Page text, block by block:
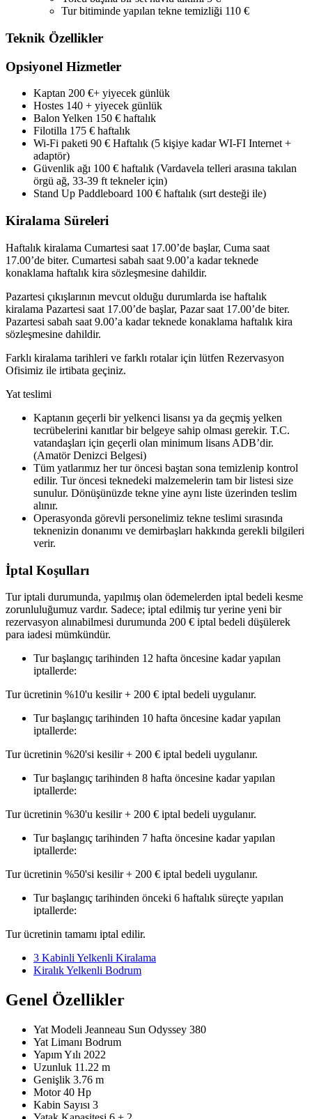
Tur bitiminde yapılan tekne temizliği 110 €
Teknik Özellikler
Opsiyonel Hizmetler
Kaptan 200 €+ yiyecek günlük
Hostes 140 + yiyecek günlük
Balon Yelken 150 € haftalık
Filotilla 175 € haftalık
Wi-Fi paketi 90 € Haftalık (5 kişiye kadar WI-FI Internet +
adaptör)
Güvenlik ağı 100 € haftalık (Vardavela telleri arasına takılan
örgü ağ, 33-39 ft tekneler için)
Stand Up Paddleboard 100 € haftalık (sırt desteği ile)
Kiralama Süreleri
Haftalık kiralama Cumartesi saat 17.00’de başlar, Cuma saat
17.00’de biter. Cumartesi sabah saat 9.00’a kadar teknede
konaklama haftalık kira sözleşmesine dahildir.
Pazartesi çıkışlarının mevcut olduğu durumlarda ise haftalık
kiralama Pazartesi saat 17.00’de başlar, Pazar saat 17.00’de biter.
Pazartesi sabah saat 9.00’a kadar teknede konaklama haftalık kira
sözleşmesine dahildir.
Farklı kiralama tarihleri ve farklı rotalar için lütfen Rezervasyon
Ofisimiz ile irtibata geçiniz.
Yat teslimi
Kaptanın geçerli bir yelkenci lisansı ya da geçmiş yelken
tecrübelerini kanıtlar bir belgeye sahip olması gerekir. T.C.
vatandaşları için geçerli olan minimum lisans ADB’dir.
(Amatör Denizci Belgesi)
Tüm yatlarımız her tur öncesi baştan sona temizlenip kontrol
edilir. Tur öncesi teknedeki malzemelerin tam bir listesi size
sunulur. Dönüşünüzde tekne yine aynı liste üzerinden teslim
alınır.
Operasyonda görevli personelimiz tekne teslimi sırasında
teknenizin donanımı ve demirbaşları hakkında gerekli bilgileri
verir.
İptal Koşulları
Tur iptali durumunda, yapılmış olan ödemelerden iptal bedeli kesme
zorunluluğumuz vardır. Sadece; iptal edilmiş tur yerine yeni bir
rezervasyon alınabilmesi durumunda 200 € iptal bedeli düşülerek
para iadesi mümkündür.
Tur başlangıç tarihinden 12 hafta öncesine kadar yapılan
iptallerde:
Tur ücretinin %10'u kesilir + 200 € iptal bedeli uygulanır.
Tur başlangıç tarihinden 10 hafta öncesine kadar yapılan
iptallerde:
Tur ücretinin %20'si kesilir + 200 € iptal bedeli uygulanır.
Tur başlangıç tarihinden 8 hafta öncesine kadar yapılan
iptallerde:
Tur ücretinin %30'u kesilir + 200 € iptal bedeli uygulanır.
Tur başlangıç tarihinden 7 hafta öncesine kadar yapılan
iptallerde:
Tur ücretinin %50'si kesilir + 200 € iptal bedeli uygulanır.
Tur başlangıç tarihinden önceki 6 haftalık süreçte yapılan
iptallerde:
Tur ücretinin tamamı iptal edilir.
3 Kabinli Yelkenli Kiralama
Kiralık Yelkenli Bodrum
Genel Özellikler
Yat Modeli Jeanneau Sun Odyssey 380
Yat Limanı Bodrum
Yapım Yılı 2022
Uzunluk 11.22 m
Genişlik 3.76 m
Motor 40 Hp
Kabin Sayısı 3